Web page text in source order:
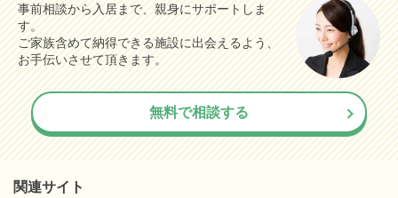
事前相談から入居まで、親身にサポートしま
す。
ご家族含めて納得できる施設に出会えるよう、
お手伝いさせて頂きます。
無料で相談する
関連サイト